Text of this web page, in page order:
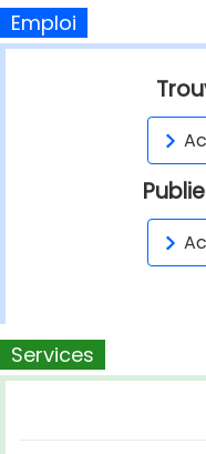
Emploi
Services